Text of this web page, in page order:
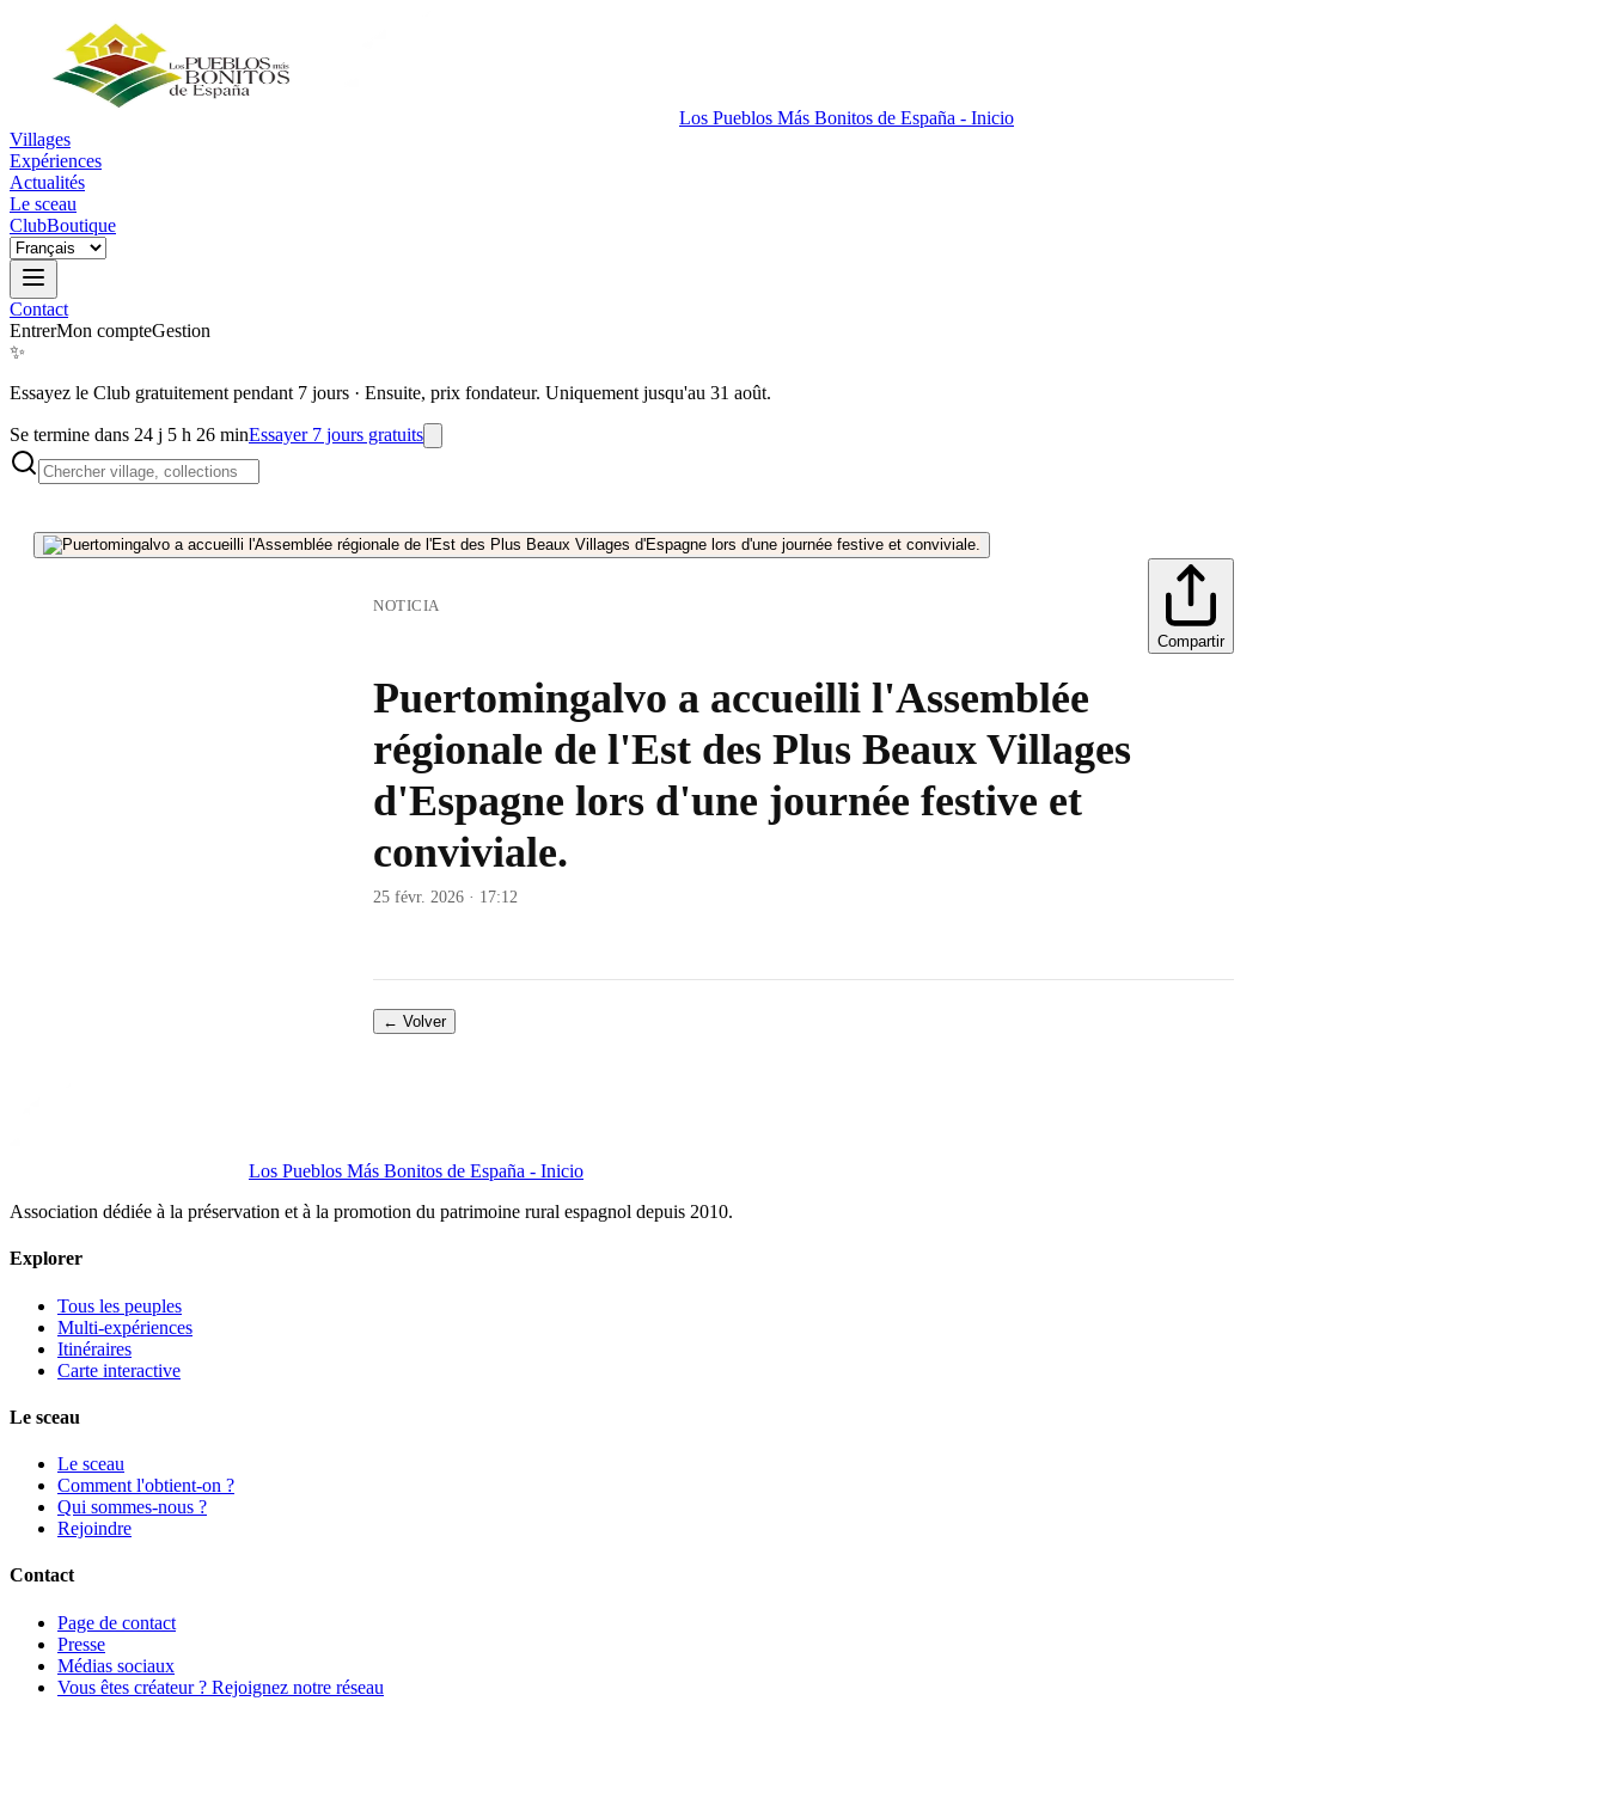
Los Pueblos Más Bonitos de España - Inicio
Villages
Expériences
Actualités
Le sceau
ClubBoutique
Contact
EntrerMon compteGestion
✨
Essayez le Club gratuitement pendant 7 jours · Ensuite, prix fondateur. Uniquement jusqu'au 31 août.
Se termine dans 24 j 5 h 26 minEssayer 7 jours gratuits
NOTICIA
Compartir
Puertomingalvo a accueilli l'Assemblée
régionale de l'Est des Plus Beaux Villages
d'Espagne lors d'une journée festive et
conviviale.
25 févr. 2026 · 17:12
← Volver
Los Pueblos Más Bonitos de España - Inicio
Association dédiée à la préservation et à la promotion du patrimoine rural espagnol depuis 2010.
Explorer
Tous les peuples
Multi-expériences
Itinéraires
Carte interactive
Le sceau
Le sceau
Comment l'obtient-on ?
Qui sommes-nous ?
Rejoindre
Contact
Page de contact
Presse
Médias sociaux
Vous êtes créateur ? Rejoignez notre réseau